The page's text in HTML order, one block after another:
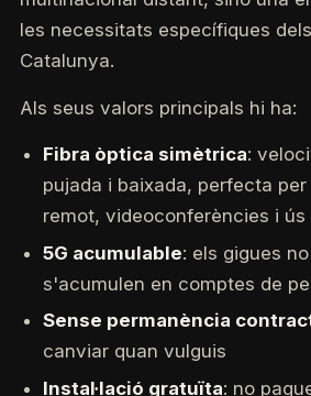
les necessitats específiques
Catalunya.
Als seus valors principals hi ha:
Fibra òptica simètrica:
pujada i baixada, perfecta
remot, videoconferències i
5G acumulable: els gigues
s'acumulen en comptes de
Sense permanència
canviar quan vulguis
Instal·lació gratuïta: no